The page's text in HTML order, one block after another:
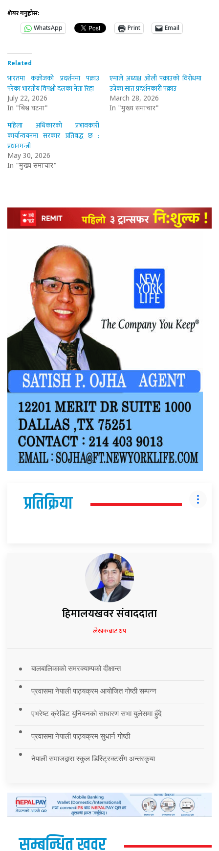
शेयर गर्नुहोस:
WhatsApp
Print Email
Related
भारतमा कक्रोजको प्रदर्शनमा पक्राउ
परेका भारतीय विपक्षी दलका नेता रिहा
July 22, 2026
In "बिश्व घटना"
एमाले अध्यक्ष ओली पक्राउको विरोधमा
उत्रेका सात प्रदर्शनकारी पक्राउ
March 28, 2026
In "मुख्य समाचार"
महिला अधिकारको प्रभावकारी
कार्यान्वयनमा सरकार प्रतिबद्ध छ :
प्रधानमन्त्री
May 30, 2026
In "मुख्य समाचार"
प्रतिक्रिया
हिमालयखवर संवाददाता
लेखकबाट थप
बालबालिकाको समरक्याम्पको दीक्षान्त
प्रवासमा नेपाली पाठ्यक्रम आयोजित गोष्ठी सम्पन्न
एभरेष्ट क्रेडिट युनियनको साधारण सभा युलेसमा हुँदै
प्रवासमा नेपाली पाठ्यक्रम सुधार्न गोष्ठी
नेपाली समाजद्वारा स्कुल डिस्ट्रिक्टसँग अन्तरकृया
सम्बन्धित खवर